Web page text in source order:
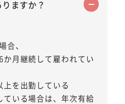
ますか？
合、
月継続して雇われてい
を出勤している
ている場合は、年次有給